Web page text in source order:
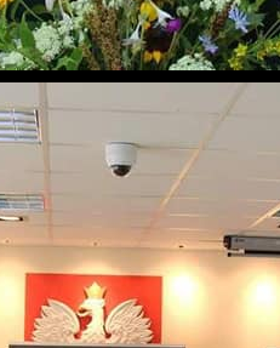
zmienić ustawienia cookies lub
momencie możesz dokonać